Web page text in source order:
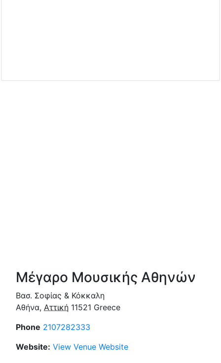
Μέγαρο Μουσικής Αθηνών
Βασ. Σοφίας & Κόκκαλη
Αθήνα, Αττική 11521 Greece
Phone 2107282333
Website: View Venue Website